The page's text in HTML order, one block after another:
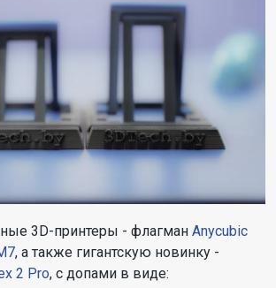
3D-принтеры - флагман Anycubic
, а также гигантскую новинку -
2 Pro, с допами в виде: